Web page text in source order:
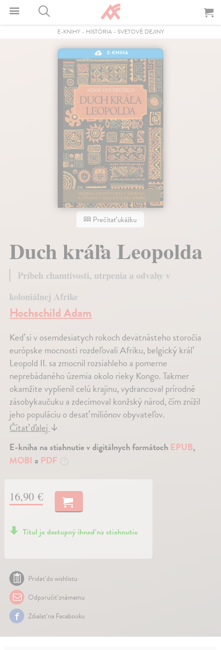
E-KNIHY- HISTÓRIA- SVETOVÉ DEJINY
E-KNIHA
Prečítať ukážku
Duch kráľa Leopolda
Príbeh chamtivosti, utrpenia a odvahy v
koloniálnej Afrike
Hochschild Adam
Keď si v osemdesiatych rokoch devätnásteho storočia
európske mocnosti rozdeľovali Afriku, belgický kráľ
Leopold II. sa zmocnil rozsiahleho a pomerne
neprebádaného územia okolo rieky Kongo. Takmer
okamžite vyplienil celú krajinu, vydrancoval prírodné
zásobykaučuku a zdecimoval konžský národ, čím znížil
jeho populáciu o desať miliónov obyvateľov.
Čítať ďalej↓
E-kniha na stiahnutie v digitálnych formátoch EPUB,
MOBI a PDF ?
16,90 €
Titul je dostupný ihneď na stiahnutie
Pridať do wishlistu
Odporučiť známemu
Zdielať na Facebooku